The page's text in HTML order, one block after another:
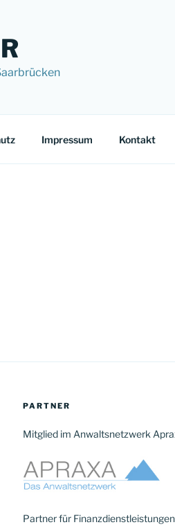
Impressum Kontakt
PARTNER
Mitglied im Anwaltsnetzwerk
Partner für Finanzdienstleistungen